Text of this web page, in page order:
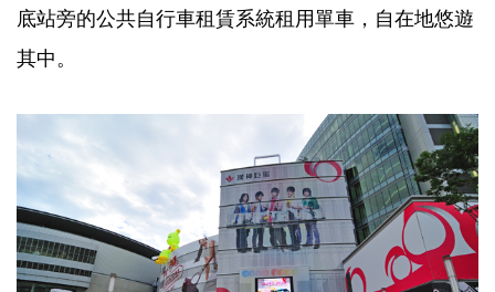
底站旁的公共自行車租賃系統租用單車，自在地悠遊
其中。